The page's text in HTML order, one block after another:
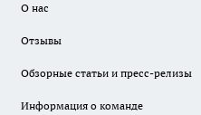
О нас
Отзывы
Обзорные статьи и пресс-релизы
Информация о команде